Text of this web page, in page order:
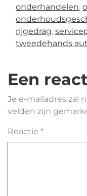
onderhandelen,
rijgedrag,
tweedehands
Een
Je e-mailadres zal
velden zijn
Reactie *